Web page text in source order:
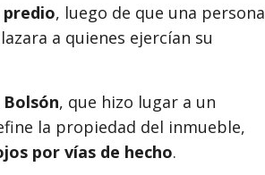
, luego de que una persona
a quienes ejercían su
, que hizo lugar a un
la propiedad del inmueble,
por vías de hecho.